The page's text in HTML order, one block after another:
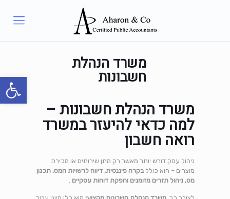
פתח
משרד הנהלת
חשבונות
משרד הנהלת חשבונות –
למה כדאי להיעזר במשרד
רואה חשבון
ניהול עסק דורש יותר מאשר רק מתן שירותים או מכירת
מוצרים – הוא כוללבקרה פיננסית, דיווח לרשויות המס, תכנון
מס, ניהול תזרים מזומנים והפקת דוחות עסקיים .